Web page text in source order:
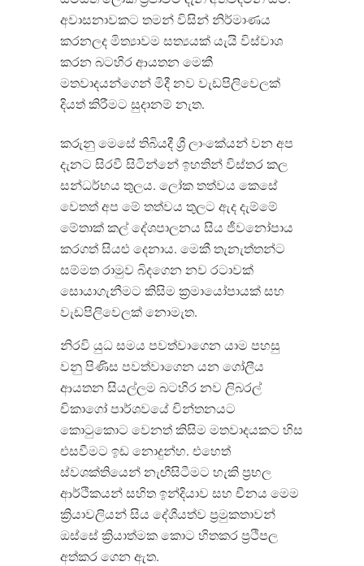
අවාසනාවකට තමන් විසින් නිර්මාණය
කරනලද මිත්‍යාවම සත්‍යයක් යැයි විස්වාශ
කරන බටහිර ආයතන මෙකී
මතවාදයන්ගෙන් මිදී නව වැඩපිලිවෙලක්
දියත් කිරීමට සුදානම් නැත.
කරුනු මෙසේ තිබියදී ශ්‍රී ලාංකේයන් වන අප
දැනට සිරවී සිටින්නේ ඉහතින් විස්තර කල
සන්ධර්භය තුලය. ලෝක තත්වය කෙසේ
වෙතත් අප මේ තත්වය තුලට ඇද දැම්මේ
මේතාක් කල් දේශපාලනය සිය ජීවනෝපාය
කරගත් සියළු දෙනාය. මෙකී තැනැත්තන්ට
සම්මත රාමුව බිදගෙන නව රටාවක්
සොයාගැනීමට කිසිම ක්‍රමායෝපායක් සහ
වැඩපිලිවෙලක් නොමැත.
නිරවි යුධ සමය පවත්වාගෙන යාම පහසු
වනු පිණිස පවත්වාගෙන යන ගෝලීය
ආයතන සියල්ලම බටහිර නව ලිබරල්
චිකාගෝ පාර්ශවයේ චින්තනයට
කොටුකොට වෙනත් කිසිම මතවාදයකට හිස
එසවීමට ඉඩ නොදුන්හ. එහෙත්
ස්වශක්තියෙන් නැඟීසිටීමට හැකි ප්‍රභල
ආර්ථිකයන් සහිත ඉන්දියාව සහ චීනය මෙම
ක්‍රියාවලියන් සිය දේශීයත්ව ප්‍රමුකතාවන්
ඔස්සේ ක්‍රියාත්මක කොට හිතකර ප්‍රථිපල
අත්කර ගෙන ඇත.